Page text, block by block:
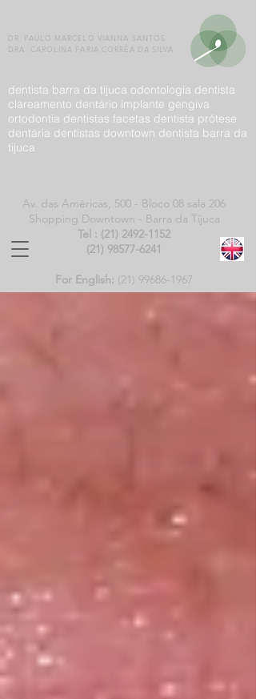
DR. PAULO MARCELO VIANNA SANTOS
DRA. CAROLINA FARIA CORRÊA DA SILVA
Av. das Américas, 500 - Bloco 08 sala 206
Shopping Downtown - Barra da Tijuca
Tel : (21) 2492-1152
(21) 98577-6241
For English: (21) 99686-1967
dentista barra da tijuca odontologia dentista
clareamento dentário implante gengiva
ortodontia dentistas facetas dentista prótese
dentária dentistas downtown dentista barra da
tijuca